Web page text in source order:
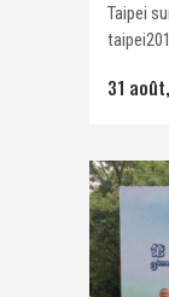
Taipei
31